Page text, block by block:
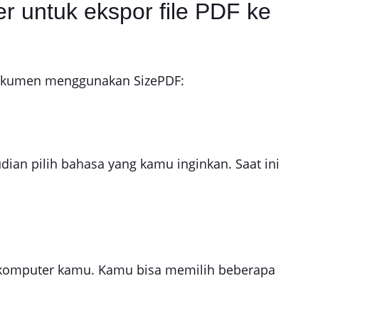
untuk ekspor file PDF ke
menggunakan SizePDF:
pilih bahasa yang kamu inginkan. Saat ini
kamu. Kamu bisa memilih beberapa